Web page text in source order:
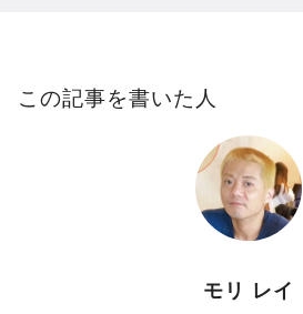
この記事を書いた人
モリ レイ